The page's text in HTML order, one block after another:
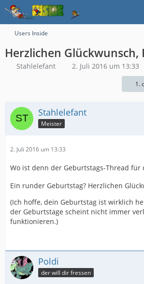
Users Inside
Herzlichen Glückwunsch,
Stahlelefant 2. Juli 2016 um 13:33
1.
Stahlelefant
Meister
2. Juli 2016 um 13:33
Wo ist denn der Geburtstags-Thread für
Ein runder Geburtstag? Herzlichen
(Ich hoffe, dein Geburtstag ist wirklich
der Geburtstage scheint nicht immer
funktionieren.)
Poldi
der will dir fressen